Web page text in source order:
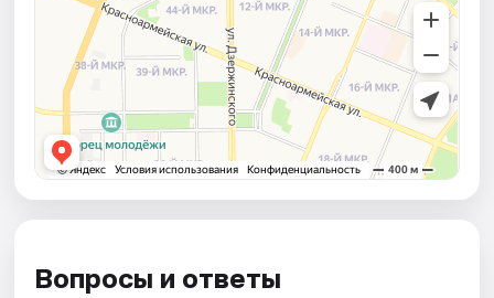
Вопросы и ответы